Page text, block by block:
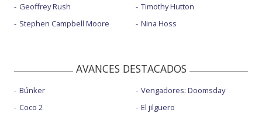
Geoffrey Rush
Stephen Campbell Moore
Timothy Hutton
Nina Hoss
AVANCES DESTACADOS
Búnker
Coco 2
Vengadores: Doomsday
El jilguero